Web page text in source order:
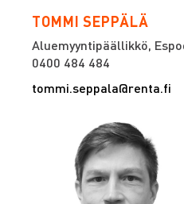
TOMMI SEPPÄLÄ
Aluemyyntipäällikkö,
0400 484 484
tommi.seppala@renta.fi